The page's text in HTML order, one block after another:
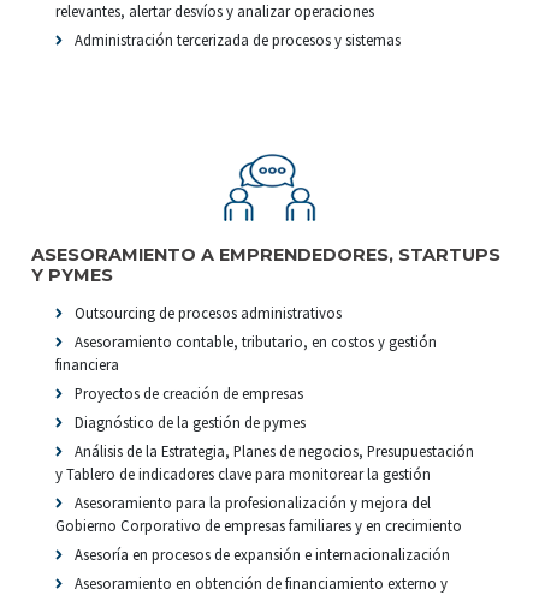
relevantes, alertar desvíos y analizar operaciones
Administración tercerizada de procesos y sistemas
ASESORAMIENTO A EMPRENDEDORES, STARTUPS
Y PYMES
Outsourcing de procesos administrativos
Asesoramiento contable, tributario, en costos y gestión
financiera
Proyectos de creación de empresas
Diagnóstico de la gestión de pymes
Análisis de la Estrategia, Planes de negocios, Presupuestación
y Tablero de indicadores clave para monitorear la gestión
Asesoramiento para la profesionalización y mejora del
Gobierno Corporativo de empresas familiares y en crecimiento
Asesoría en procesos de expansión e internacionalización
Asesoramiento en obtención de financiamiento externo y